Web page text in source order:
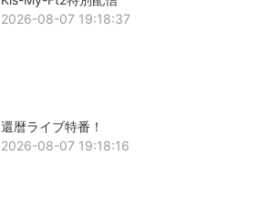
2026-08-07 19:18:37
還暦ライブ特番！
2026-08-07 19:18:16